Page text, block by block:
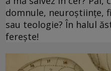
domnule, neuroștiințe,
sau teologie? În halul
ferește!